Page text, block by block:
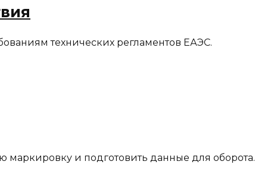
технических регламентов ЕАЭС.
маркировку и подготовить данные для оборота.